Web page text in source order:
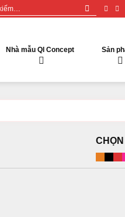
Nhà mẫu QI Concept Sản